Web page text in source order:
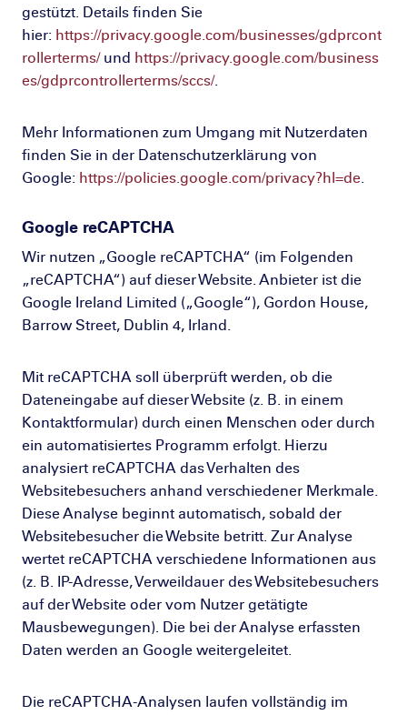
gestützt. Details finden Sie
hier: https://privacy.google.com/businesses/gdprcont
rollerterms/und https://privacy.google.com/business
es/gdprcontrollerterms/sccs/.
Mehr Informationen zum Umgang mit Nutzerdaten
finden Sie in der Datenschutzerklärung von
Google: https://policies.google.com/privacy?hl=de.
Google reCAPTCHA
Wir nutzen „Google reCAPTCHA“ (im Folgenden
„reCAPTCHA“) auf dieser Website. Anbieter ist die
Google Ireland Limited („Google“), Gordon House,
Barrow Street, Dublin 4, Irland.
Mit reCAPTCHA soll überprüft werden, ob die
Dateneingabe auf dieser Website (z. B. in einem
Kontaktformular) durch einen Menschen oder durch
ein automatisiertes Programm erfolgt. Hierzu
analysiert reCAPTCHA das Verhalten des
Websitebesuchers anhand verschiedener Merkmale.
Diese Analyse beginnt automatisch, sobald der
Websitebesucher die Website betritt. Zur Analyse
wertet reCAPTCHA verschiedene Informationen aus
(z. B. IP-Adresse, Verweildauer des Websitebesuchers
auf der Website oder vom Nutzer getätigte
Mausbewegungen). Die bei der Analyse erfassten
Daten werden an Google weitergeleitet.
Die reCAPTCHA-Analysen laufen vollständig im